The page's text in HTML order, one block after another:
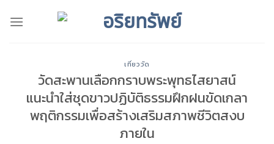
เที่ยววัด
วัดสะพานเลือกกราบพระพุทธไสยาสน์
แนะนำใส่ชุดขาวปฏิบัติธรรมฝึกฝนขัดเกลา
พฤติกรรมเพื่อสร้างเสริมสภาพชีวิตสงบ
ภายใน